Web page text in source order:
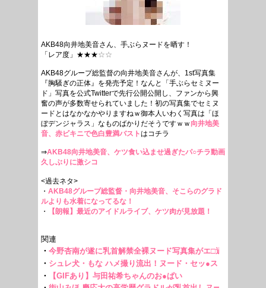
AKB48向井地美音さん、手ぶらヌードを晒す！
「レア度」★★★☆☆
AKB48グループ総監督の向井地美音さんが、1st写真集
『胸騒ぎの正体』を発売予定！なんと「手ぶらセミヌー
ド」写真を公式Twitterで先行公開公開し、ファンから興
奮の声が多数寄せられていました！初の写真集でセミヌ
ードとはなかなかやりますねｗ御本人いわく写真は「ほ
ぼデンジャラス」なものばかりだそうですｗｗ 向井地美
音、赤ビキニで色白豊満バストはコチラ
⇒AKB48向井地美音、ケツ食い込ませ過ぎたパ○チラ動画
久しぶりに激シコ
<過去ネタ>
・ AKB48グループ総監督・向井地美音、そこらのグラド
ルよりも水着になってるな！
・
【朗報】最近のアイドルライブ、ケツ肉が見放題！